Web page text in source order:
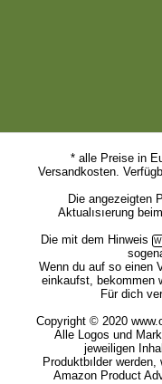
* alle Preise in
Versandkosten.
Die angezeigten
Aktualısıerung
Die mit dem Hinweis
Wenn du auf so einen
einkaufst, bekommen
Für dich
Copyright © 2020
Alle Logos und
jeweiligen
Produktbılder
Amazon Product